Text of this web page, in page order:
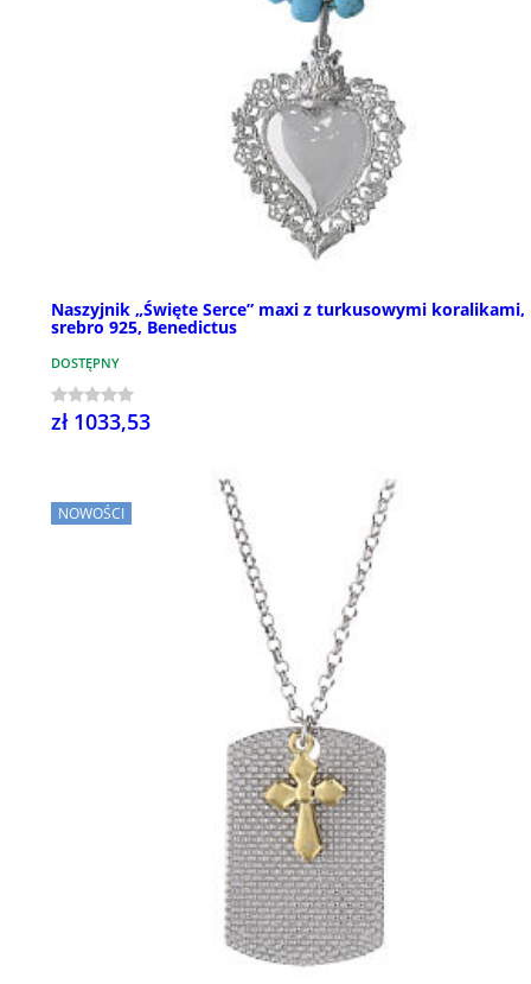
Naszyjnik „Święte Serce” maxi z turkusowymi koralikami,
srebro 925, Benedictus
DOSTĘPNY
zł 1033,53
NOWOŚCI